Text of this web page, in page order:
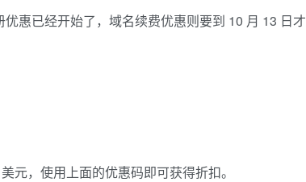
惠已经开始了，域名续费优惠则要到 10 月 13 日才
元，使用上面的优惠码即可获得折扣。